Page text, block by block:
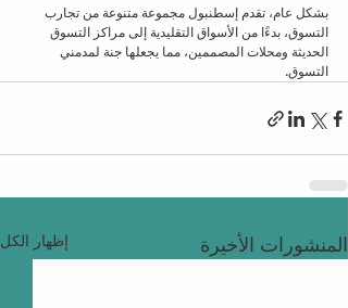
بشكل عام، تقدم إسطنبول مجموعة متنوعة من تجارب
التسوق، بدءًا من الأسواق التقليدية إلى مراكز التسوق
الحديثة ومحلات المصممين، مما يجعلها جنة لمدمني
التسوق.
المنشورات الأخيرة إظهار الكل